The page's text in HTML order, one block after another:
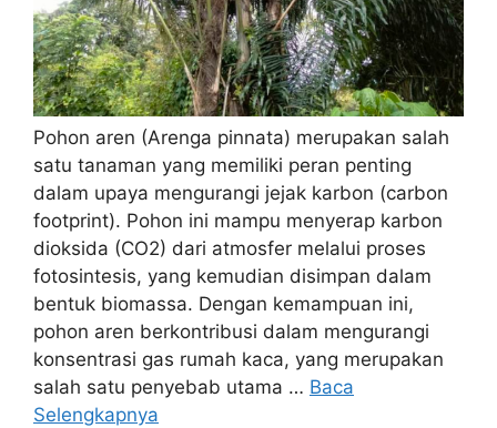
Pohon aren (Arenga pinnata) merupakan salah
satu tanaman yang memiliki peran penting
dalam upaya mengurangi jejak karbon (carbon
footprint). Pohon ini mampu menyerap karbon
dioksida (CO2) dari atmosfer melalui proses
fotosintesis, yang kemudian disimpan dalam
bentuk biomassa. Dengan kemampuan ini,
pohon aren berkontribusi dalam mengurangi
konsentrasi gas rumah kaca, yang merupakan
salah satu penyebab utama … Baca
Selengkapnya